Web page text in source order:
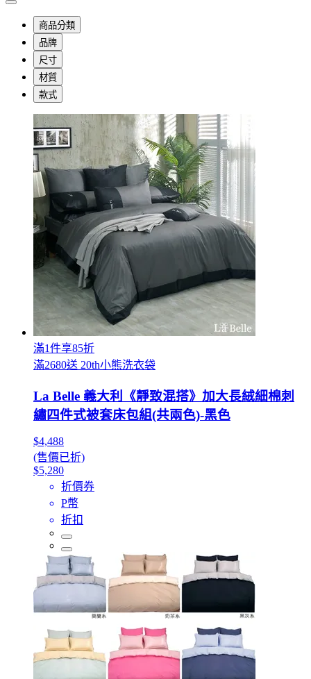
商品分類
品牌
尺寸
材質
款式
滿1件享85折
滿2680送 20th小熊洗衣袋
La Belle 義大利《靜致混搭》加大長絨細棉刺
繡四件式被套床包組(共兩色)-黑色
$4,488
(售價已折)
$5,280
折價券
P幣
折扣